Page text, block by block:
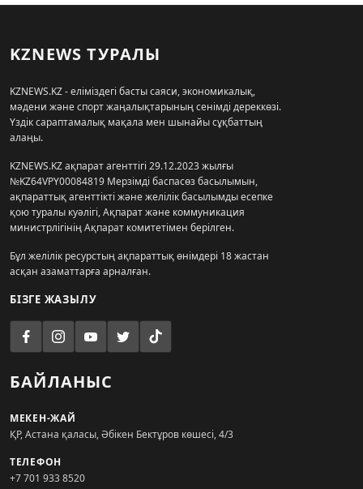
KZNEWS ТУРАЛЫ
KZNEWS.KZ - еліміздегі басты саяси, экономикалық,
мәдени және спорт жаңалықтарының сенімді дереккөзі.
Үздік сараптамалық мақала мен шынайы сұқбаттың
алаңы.
KZNEWS.KZ ақпарат агенттігі 29.12.2023 жылғы
№KZ64VPY00084819 Мерзімді баспасөз басылымын,
ақпараттық агенттікті және желілік басылымды есепке
қою туралы куәлігі, Ақпарат және коммуникация
министрлігінің Ақпарат комитетімен берілген.
Бұл желілік ресурстың ақпараттық өнімдері 18 жастан
асқан азаматтарға арналған.
БІЗГЕ ЖАЗЫЛУ
БАЙЛАНЫС
МЕКЕН-ЖАЙ
ҚР, Астана қаласы, Әбікен Бектұров көшесі, 4/3
ТЕЛЕФОН
+7 701 933 8520